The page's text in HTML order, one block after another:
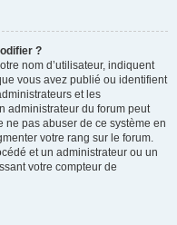
?
nom d’utilisateur, indiquent
vous avez publié ou identifient
et les
administrateur du forum peut
ne pas abuser de ce système en
votre rang sur le forum.
et un administrateur ou un
votre compteur de